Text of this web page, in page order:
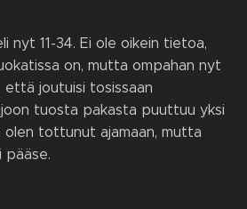
nyt 11-34. Ei ole oikein tietoa,
on, mutta ompahan nyt
että joutuisi tosissaan
tuosta pakasta puuttuu yksi
olen tottunut ajamaan, mutta
pääse.